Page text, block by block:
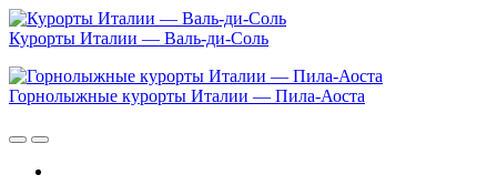
Курорты Италии — Валь-ди-Соль
Горнолыжные курорты Италии — Пила-Аоста